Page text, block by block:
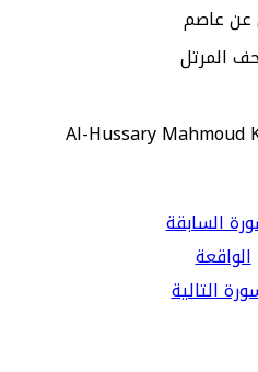
عاصم
المرتل
Al-Hussary Mahmoud
السابقة
الواقعة
التالية